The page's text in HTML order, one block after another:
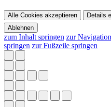
Alle Cookies akzeptieren Details
Ablehnen
zum Inhalt springen zur
springen zur Fußzeile springen